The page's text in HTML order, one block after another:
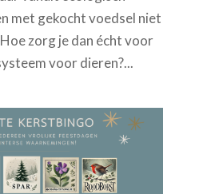
met gekocht voedsel niet
zorg je dan écht voor
voor dieren?...